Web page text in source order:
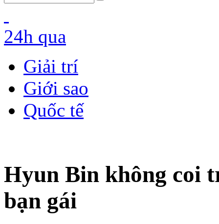
24h qua
Giải trí
Giới sao
Quốc tế
Hyun Bin không coi
bạn gái